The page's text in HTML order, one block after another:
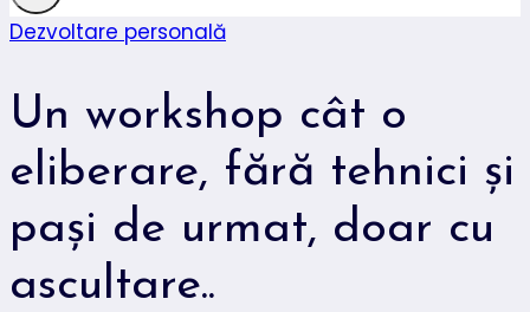
Dezvoltare personală
Un workshop cât o
eliberare, fără tehnici şi
paşi de urmat, doar cu
ascultare..